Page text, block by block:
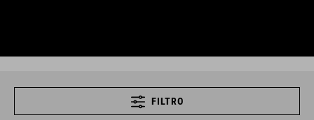
FILTRO